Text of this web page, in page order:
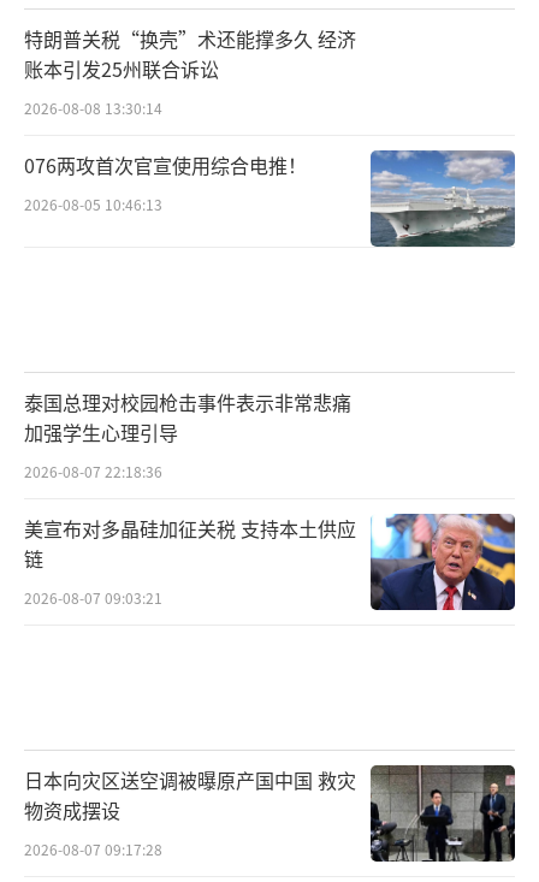
特朗普关税“换壳”术还能撑多久 经济
账本引发25州联合诉讼
2026-08-08 13:30:14
076两攻首次官宣使用综合电推！
2026-08-05 10:46:13
泰国总理对校园枪击事件表示非常悲痛
加强学生心理引导
2026-08-07 22:18:36
美宣布对多晶硅加征关税 支持本土供应
链
2026-08-07 09:03:21
日本向灾区送空调被曝原产国中国 救灾
物资成摆设
2026-08-07 09:17:28